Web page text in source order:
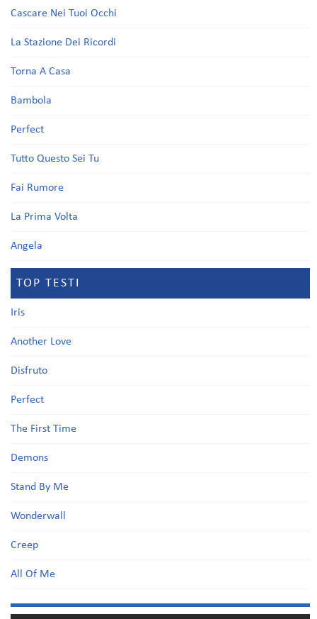
Cascare Nei Tuoi Occhi
La Stazione Dei Ricordi
Torna A Casa
Bambola
Perfect
Tutto Questo Sei Tu
Fai Rumore
La Prima Volta
Angela
TOP TESTI
Iris
Another Love
Disfruto
Perfect
The First Time
Demons
Stand By Me
Wonderwall
Creep
All Of Me